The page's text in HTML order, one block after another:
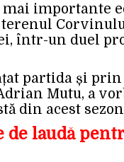
mai importante
într-un duel
partida și
Mutu, a
din acest
laudă